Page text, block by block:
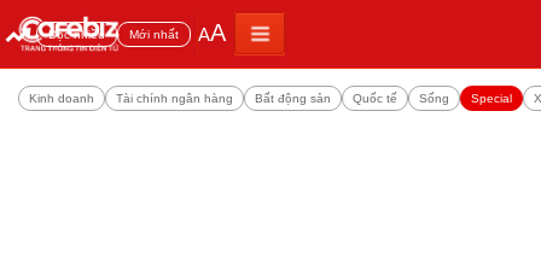
Đọc nhiều Mới nhất AA
Kinh doanh Tài chính ngân hàng Bất động sản Quốc tế Sống Special